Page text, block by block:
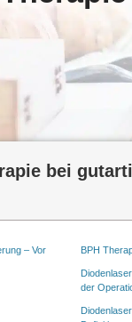
bei
– Vor
BPH
der